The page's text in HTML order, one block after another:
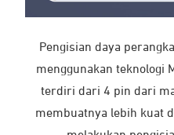
Pengisian daya
menggunakan teknologi
terdiri dari 4 pin dari
membuatnya lebih kuat
melakukan
Produk Terkait
Temukan pilihan produk